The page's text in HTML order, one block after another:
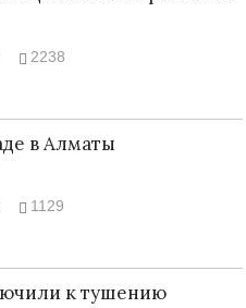
2238
в Алматы
1129
к тушению